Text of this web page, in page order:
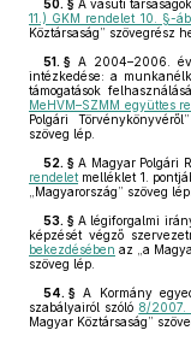
50. § A vasúti
11.) GKM rendelet 10. §-
Köztársaság” szövegrész
51. § A 2004–2006.
intézkedése: a
támogatások
MeHVM–SZMM együttes
Polgári
szöveg lép.
52. § A Magyar Polgári
rendelet melléklet 1.
„Magyarország” szöveg lép.
53. § A légiforgalmi
képzését végző
bekezdésében az „a
szöveg lép.
54. § A Kormány
szabályairól szóló 8/2007.
Magyar Köztársaság”